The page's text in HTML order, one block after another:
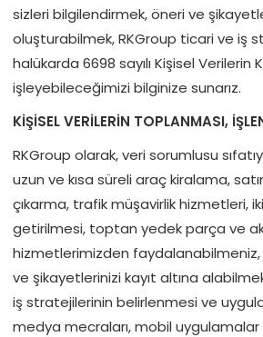
sizleri bilgilendirmek, öneri ve
oluşturabilmek, RKGroup ticari ve iş
halükarda 6698 sayılı Kişisel
işleyebileceğimizi bilginize sunarız.
KİŞİSEL VERİLERİN TOPLANMASI,
RKGroup olarak, veri sorumlusu
uzun ve kısa süreli araç kiralama,
çıkarma, trafik müşavirlik hizmetleri,
getirilmesi, toptan yedek parça ve
hizmetlerimizden faydalanabilmeniz,
ve şikayetlerinizi kayıt altına
iş stratejilerinin belirlenmesi ve
medya mecraları, mobil